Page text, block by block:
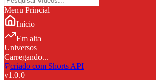
Menu Princial
Início
Em alta
Universos
Carregando...
criado com Shorts API
v1.0.0